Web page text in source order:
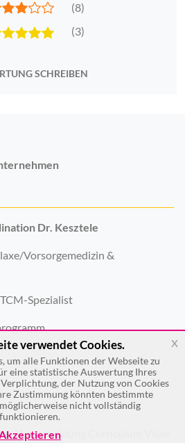
(8)
(3)
SCHREIBEN
Dr. Kesztele
Vorsorgemedizin &
Spezialist
Voranmeldung Curriculum Vitae
verwendet Cookies.
um alle Funktionen der Webseite zu
eine statistische Auswertung Ihres
Verplichtung, der Nutzung von Cookies
Zustimmung könnten bestimmte
nicht vollständig
funktionieren.
x